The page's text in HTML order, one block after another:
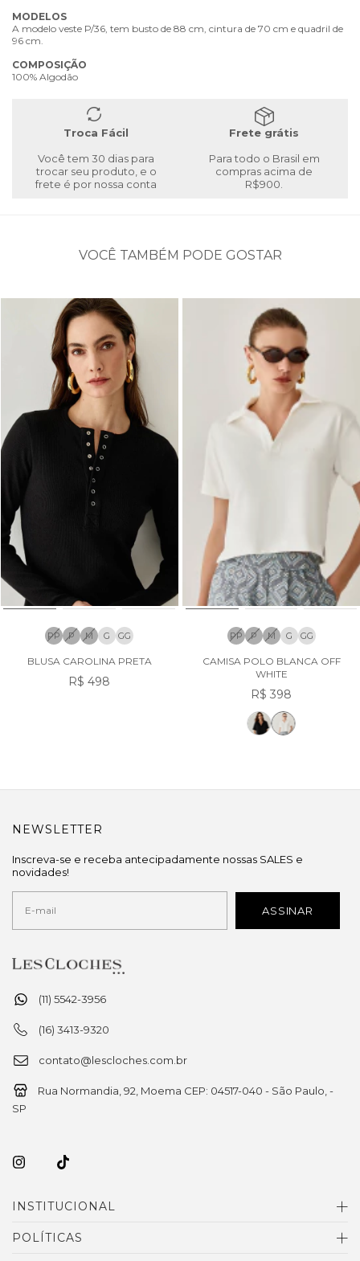
MODELOS
A modelo veste P/36, tem busto de 88 cm, cintura de 70 cm e quadril de
96 cm.
COMPOSIÇÃO
100% Algodão
Troca Fácil
Você tem 30 dias para
trocar seu produto, e o
frete é por nossa conta
Frete grátis
Para todo o Brasil em
compras acima de
R$900.
VOCÊ TAMBÉM PODE GOSTAR
PP P M G GG
BLUSA CAROLINA PRETA
R$ 498
PP P M G GG
CAMISA POLO BLANCA OFF
WHITE
R$ 398
(11) 5542-3956
(16) 3413-9320
contato@lescloches.com.br
Rua Normandia, 92, Moema CEP: 04517-040 - São Paulo, -
SP
INSTITUCIONAL
POLÍTICAS
NEWSLETTER
Inscreva-se e receba antecipadamente nossas SALES e
novidades!